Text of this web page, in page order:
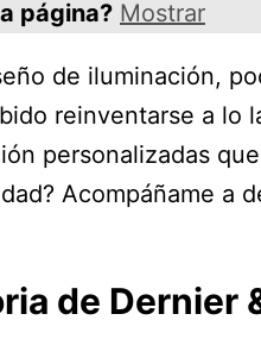
página? Mostrar
de iluminación,
reinventarse a
personalizadas
Acompáñame a
de Dernier